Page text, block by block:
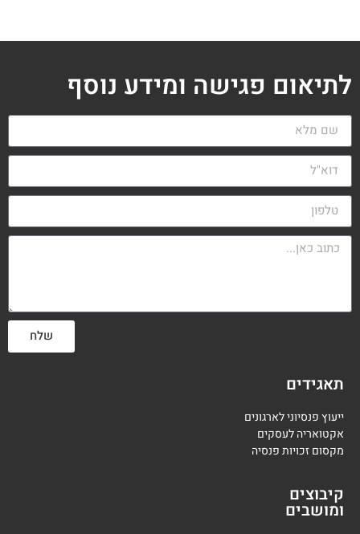
לתיאום פגישה ומידע נוסף
שלח
תאגידים
ייעוץ פנסיוני לארגונים
אקטואריה לעסקים
מקסום זכויות פנסיה
קיבוצים
ומושבים